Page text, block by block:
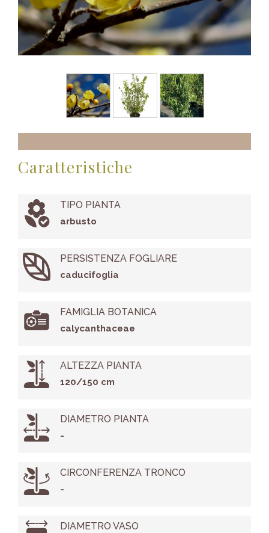
Caratteristiche
TIPO PIANTA
arbusto
PERSISTENZA FOGLIARE
caducifoglia
FAMIGLIA BOTANICA
calycanthaceae
ALTEZZA PIANTA
120/150 cm
DIAMETRO PIANTA
-
CIRCONFERENZA TRONCO
-
DIAMETRO VASO